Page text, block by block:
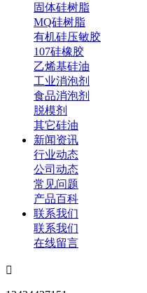
固体硅树脂
MQ硅树脂
有机硅压敏胶
107硅橡胶
乙烯基硅油
工业消泡剂
食品消泡剂
脱模剂
其它硅油
新闻资讯
行业动态
公司动态
常见问题
产品百科
联系我们
联系我们
在线留言
